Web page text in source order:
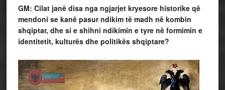
GM: Cilat janë disa nga ngjarjet kryesore historike që
mendoni se kanë pasur ndikim të madh në kombin
shqiptar, dhe si e shihni ndikimin e tyre në formimin e
identitetit, kulturës dhe politikës shqiptare?